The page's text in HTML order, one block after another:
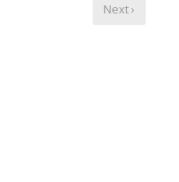
Next ›